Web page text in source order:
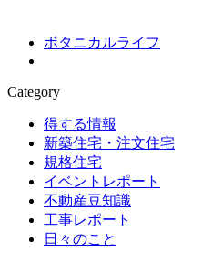
ボタニカルライフ
Category
得する情報
新築住宅・注文住宅
規格住宅
イベントレポート
不動産豆知識
工事レポート
日々のこと